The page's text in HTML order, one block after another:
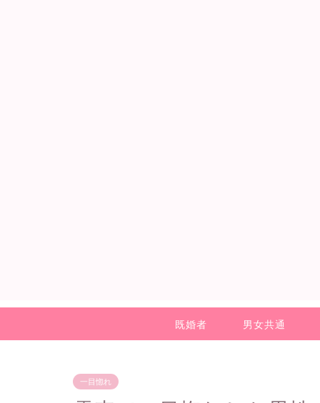
既婚者 男女共通
一目惚れ